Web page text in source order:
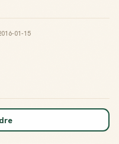
01-15